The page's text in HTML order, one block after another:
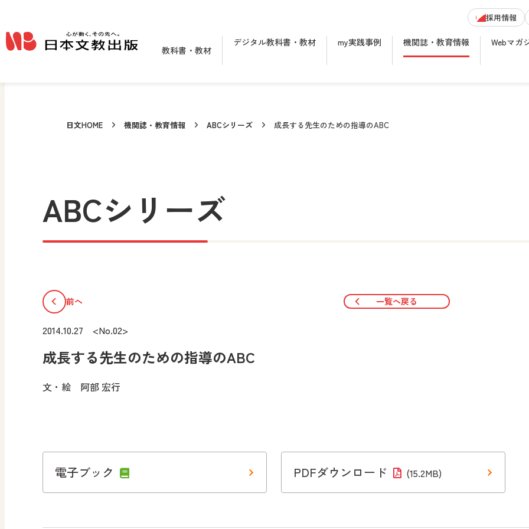
採用情報
教科書・教材
デジタル教科書・教材 my実践事例 機関誌・教育情報 Webマガ
日文HOME 機関誌・教育情報 ABCシリーズ 成長する先生のための指導のABC
ABCシリーズ
前へ 一覧へ戻る
2014.10.27 <No.02>
成長する先生のための指導のABC
文・絵 阿部 宏行
電子ブック PDFダウンロード (15.2MB)